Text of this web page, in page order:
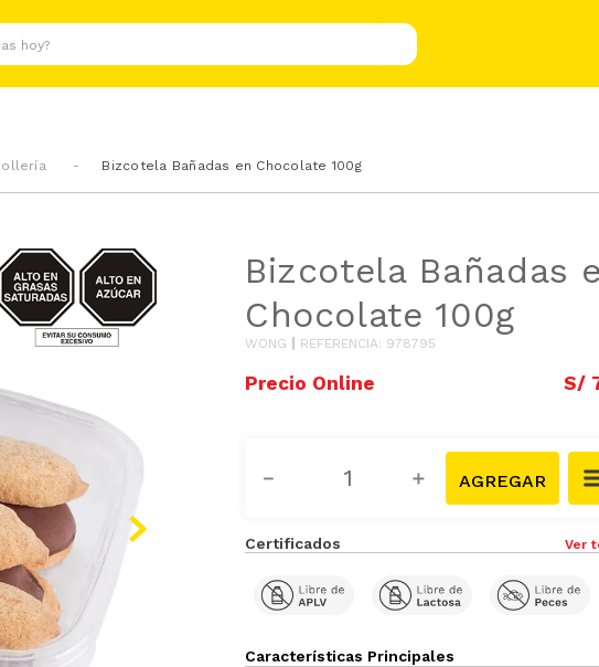
Bizcotela Bañadas en Chocolate 100g
AZUCAR/GRASAS-
SAT
Bizcotela Bañadas
Chocolate 100g
WONG REFERENCIA: 978795
S/
＋
－
Certificados Ver
Características Principales